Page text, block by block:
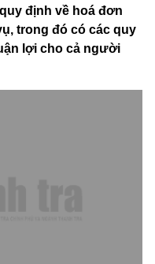
định về hoá đơn
trong đó có các quy
lợi cho cả người